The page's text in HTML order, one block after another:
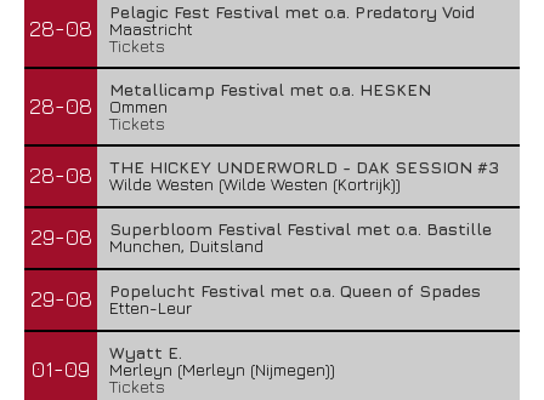
28-08
Pelagic Fest Festival met o.a. Predatory Void
Maastricht
Tickets
28-08
Metallicamp Festival met o.a. HESKEN
Ommen
Tickets
28-08
THE HICKEY UNDERWORLD - DAK SESSION #3
Wilde Westen (Wilde Westen (Kortrijk))
29-08
Superbloom Festival Festival met o.a. Bastille
Munchen, Duitsland
29-08
Popelucht Festival met o.a. Queen of Spades
Etten-Leur
01-09
Wyatt E.
Merleyn (Merleyn (Nijmegen))
Tickets